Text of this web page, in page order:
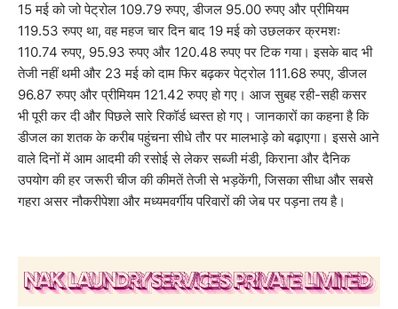
15 मई को जो पेट्रोल 109.79 रुपए, डीजल 95.00 रुपए और प्रीमियम
119.53 रुपए था, वह महज चार दिन बाद 19 मई को उछलकर क्रमशः
110.74 रुपए, 95.93 रुपए और 120.48 रुपए पर टिक गया। इसके बाद भी
तेजी नहीं थमी और 23 मई को दाम फिर बढ़कर पेट्रोल 111.68 रुपए, डीजल
96.87 रुपए और प्रीमियम 121.42 रुपए हो गए। आज सुबह रही-सही कसर
भी पूरी कर दी और पिछले सारे रिकॉर्ड ध्वस्त हो गए। जानकारों का कहना है कि
डीजल का शतक के करीब पहुंचना सीधे तौर पर मालभाड़े को बढ़ाएगा। इससे आने
वाले दिनों में आम आदमी की रसोई से लेकर सब्जी मंडी, किराना और दैनिक
उपयोग की हर जरूरी चीज की कीमतें तेजी से भड़केंगी, जिसका सीधा और सबसे
गहरा असर नौकरीपेशा और मध्यमवर्गीय परिवारों की जेब पर पड़ना तय है।